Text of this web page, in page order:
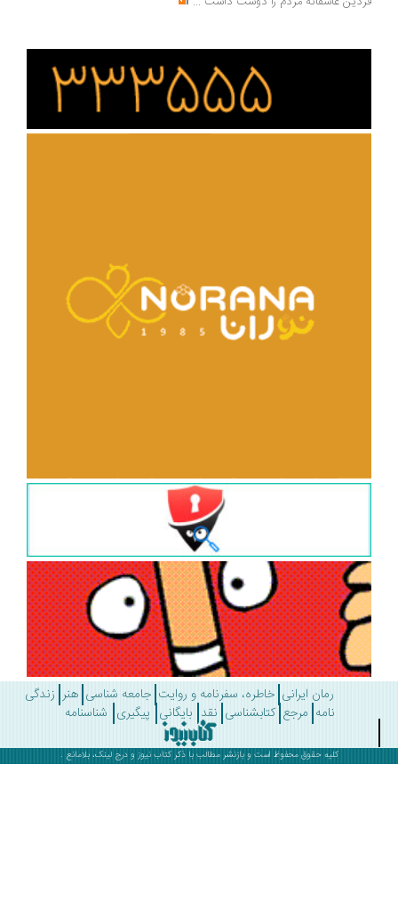
رمان ایرانی خاطره، سفرنامه و روایت جامعه شناسی هنر زندگی
مرجع کتابشناسی نقد بایگانی پیگیری شناسنامه
کلیه حقوق محفوظ است و بازنشر مطالب با ذکرکتاب نیوز و درج لینک، بلامانع .